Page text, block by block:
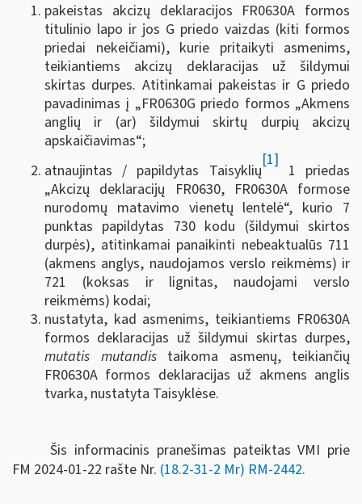
pakeistas akcizų deklaracijos FR0630A formos
titulinio lapo ir jos G priedo vaizdas (kiti formos
priedai nekeičiami), kurie pritaikyti asmenims,
teikiantiems akcizų deklaracijas už šildymui
skirtas durpes. Atitinkamai pakeistas ir G priedo
pavadinimas į „FR0630G priedo formos „Akmens
anglių ir (ar) šildymui skirtų durpių akcizų
apskaičiavimas“;
atnaujintas / papildytas Taisyklių
[1]
1 priedas
„Akcizų deklaracijų FR0630, FR0630A formose
nurodomų matavimo vienetų lentelė“, kurio 7
punktas papildytas 730 kodu (šildymui skirtos
durpės), atitinkamai panaikinti nebeaktualūs 711
(akmens anglys, naudojamos verslo reikmėms) ir
721 (koksas ir lignitas, naudojami verslo
reikmėms) kodai;
nustatyta, kad asmenims, teikiantiems FR0630A
formos deklaracijas už šildymui skirtas durpes,
mutatis mutandistaikoma asmenų, teikiančių
FR0630A formos deklaracijas už akmens anglis
tvarka, nustatyta Taisyklėse.
Šis informacinis pranešimas pateiktas VMI prie
FM 2024-01-22 rašte Nr. (18.2-31-2 Mr) RM-2442.